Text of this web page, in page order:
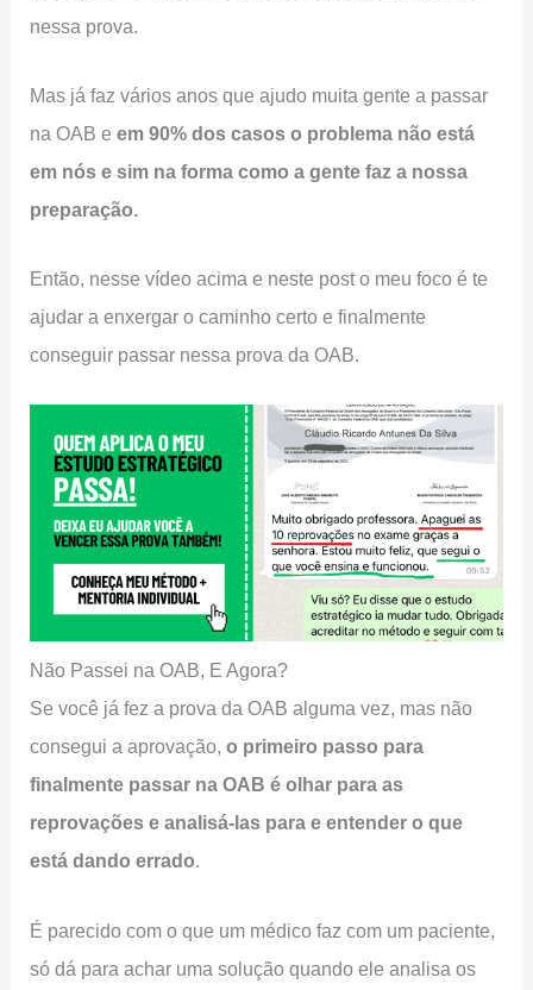
nessa prova.
Mas já faz vários anos que ajudo muita gente a passar
na OAB eem 90% dos casos o problema não está
em nós e sim na forma como a gente faz a nossa
preparação.
Então, nesse vídeo acima e neste post o meu foco é te
ajudar a enxergar o caminho certo e finalmente
conseguir passar nessa prova da OAB.
Não Passei na OAB, E Agora?
Se você já fez a prova da OAB alguma vez, mas não
consegui a aprovação,o primeiro passo para
finalmente passar na OAB é olhar para as
reprovações e analisá-las para e entender o que
está dando errado.
É parecido com o que um médico faz com um paciente,
só dá para achar uma solução quando ele analisa os